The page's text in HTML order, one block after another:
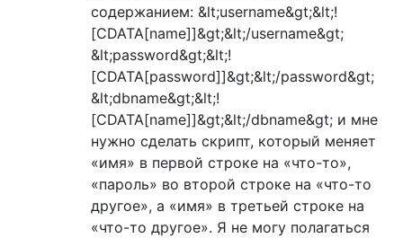
содержанием: &lt;username&gt;&lt;!
[CDATA[name]]&gt;&lt;/username&gt;
&lt;password&gt;&lt;!
[CDATA[password]]&gt;&lt;/password&gt;
&lt;dbname&gt;&lt;!
[CDATA[name]]&gt;&lt;/dbname&gt; и мне
нужно сделать скрипт, который меняет
«имя» в первой строке на «что-то»,
«пароль» во второй строке на «что-то
другое», а «имя» в третьей строке на
«что-то другое». Я не могу полагаться